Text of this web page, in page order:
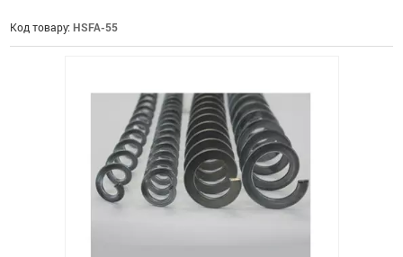
Код товару: HSFA-55